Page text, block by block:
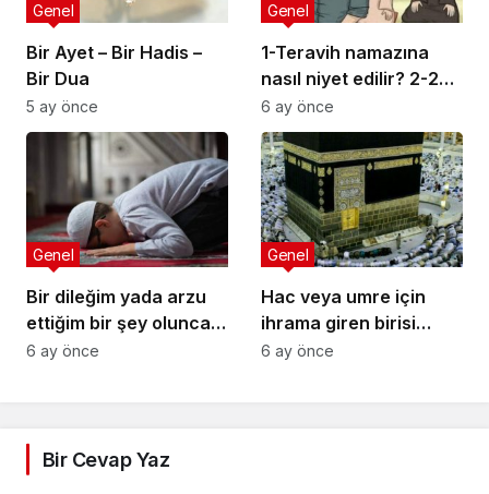
Bir Ayet – Bir Hadis –
Bir Dua
Genel
5 ay önce
1-Teravih namazına
nasıl niyet edilir? 2-20
rekata bir niyet etsek
olur mu? 3-Hastayım
oruç tutamıyorum.
Teravih namazı kılmam
gerekir mi?
Genel
6 ay önce
Bir dileğim yada arzu
ettiğim bir şey olunca
şükür secdesi yapmak
Genel
6 ay önce
Hac veya umre için
ihrama giren birisi
ihram namazını
Genel
6 ay önce
Bir Cevap Yaz